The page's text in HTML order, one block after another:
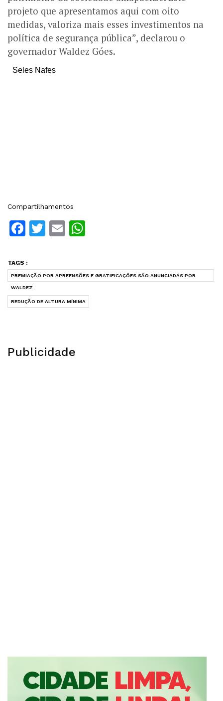
projeto que apresentamos aqui com oito
medidas, valoriza mais esses investimentos na
política de segurança pública”, declarou o
governador Waldez Góes.
Seles Nafes
Compartilhamentos
Facebook
Twitter
Email
TAGS :
PREMIAÇÃO POR APREENSÕES E GRATIFICAÇÕES SÃO ANUNCIADAS POR
WALDEZ
REDUÇÃO DE ALTURA MÍNIMA
Publicidade